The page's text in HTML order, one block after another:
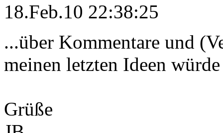
18.Feb.10 22:38:25
...über Kommentare und
meinen letzten Ideen
Grüße